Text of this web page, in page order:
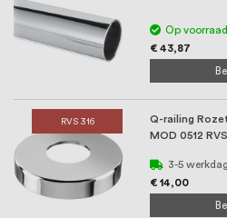
jouw specifieke
oprichting staat
ons voorop, want we
goede relatie met
verschil maakt.
Op voorraad
€ 43,87
RVS 316
Q-railing
MOD 0512
3-5
€ 14,00